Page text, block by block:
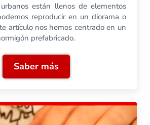
están llenos de elementos
reproducir en un diorama o
artículo nos hemos centrado en un
prefabricado.
Saber másCómo construir un muro